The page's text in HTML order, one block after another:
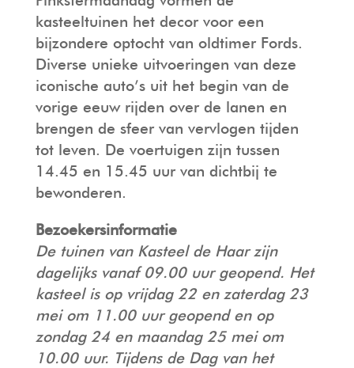
kasteeltuinen het decor voor een
bijzondere optocht van oldtimer Fords.
Diverse unieke uitvoeringen van deze
iconische auto’s uit het begin van de
vorige eeuw rijden over de lanen en
brengen de sfeer van vervlogen tijden
tot leven. De voertuigen zijn tussen
14.45 en 15.45 uur van dichtbij te
bewonderen.
Bezoekersinformatie
De tuinen van Kasteel de Haar zijn
dagelijks vanaf 09.00 uur geopend. Het
kasteel is op vrijdag 22 en zaterdag 23
mei om 11.00 uur geopend en op
zondag 24 en maandag 25 mei om
10.00 uur. Tijdens de Dag van het